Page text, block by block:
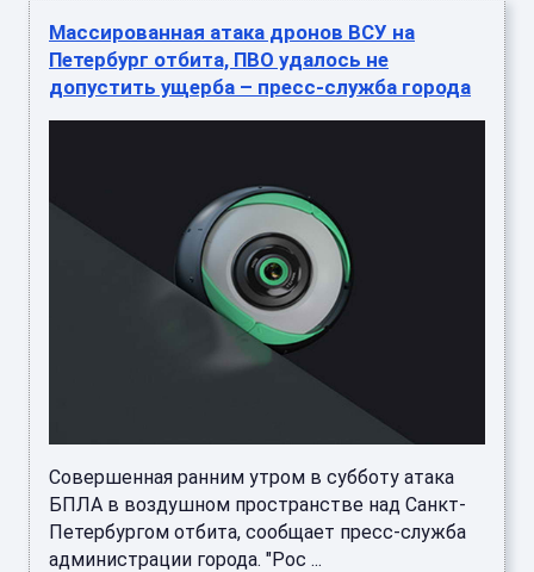
Массированная атака дронов ВСУ на
Петербург отбита, ПВО удалось не
допустить ущерба – пресс-служба города
Совершенная ранним утром в субботу атака
БПЛА в воздушном пространстве над Санкт-
Петербургом отбита, сообщает пресс-служба
администрации города. "Рос ...